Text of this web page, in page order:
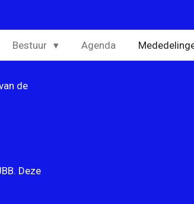
Bestuur Agenda
de
Deze